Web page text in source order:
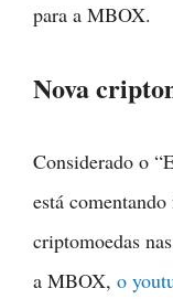
para a MBOX.
Nova
Considerado o
está
criptomoedas
a MBOX, o